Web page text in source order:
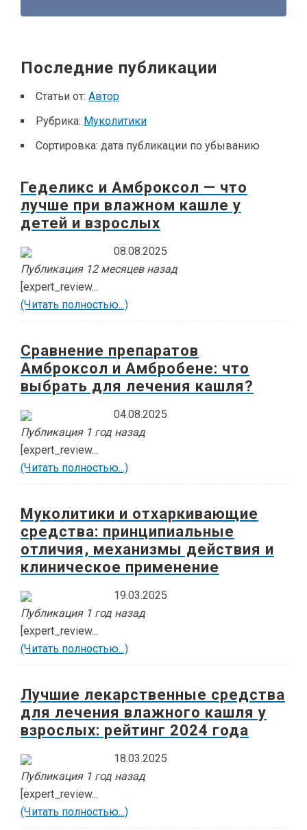
Последние публикации
Статьи от: Автор
Рубрика: Муколитики
Сортировка: дата публикации по убыванию
Геделикс и Амброксол — что
лучше при влажном кашле у
детей и взрослых
08.08.2025
Публикация 12 месяцев назад
[expert_review...
(Читать полностью...)
Сравнение препаратов
Амброксол и Амбробене: что
выбрать для лечения кашля?
04.08.2025
Публикация 1 год назад
[expert_review...
(Читать полностью...)
Муколитики и отхаркивающие
средства: принципиальные
отличия, механизмы действия и
клиническое применение
19.03.2025
Публикация 1 год назад
[expert_review...
(Читать полностью...)
Лучшие лекарственные средства
для лечения влажного кашля у
взрослых: рейтинг 2024 года
18.03.2025
Публикация 1 год назад
[expert_review...
(Читать полностью...)